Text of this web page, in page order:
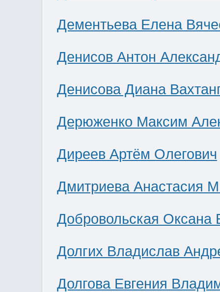
Дементьева Елена
Денисов Антон
Денисова Диана
Дерюженко Максим
Диреев Артём Олегович
Дмитриева Анастасия
Добровольская Оксана
Долгих Владислав
Долгова Евгения